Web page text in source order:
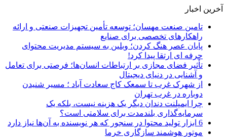
آخرین اخبار
تامین صنعت مهسان؛ توسعه تأمین تجهیزات صنعتی و ارائه
راهکارهای تخصصی برای صنایع
پایان عصر هنگ کردن؛ وبلین به سیستم مدیریت محتوای
حرفه ای ارتقا پیدا کرد!
تأثیر فضای مجازی بر ارتباطات انسان‌ها؛ فرصتی برای تعامل
و آشنایی در دنیای دیجیتال
از شهرک غرب تا سمعک کاج سعادت آباد ؛ مسیر شنیدن
دوباره در غرب تهران
چرا ایمپلنت دندان دیگر یک هزینه نیست، بلکه یک
سرمایه‌گذاری بلندمدت برای سلامتی است؟
6 ابزار تولید محتوا در سنجور که هر نویسنده به آن‌ها نیاز دارد
موتور هوشمند سازگاری خرما